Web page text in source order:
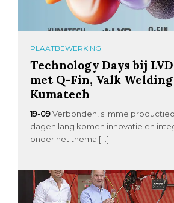
PLAATBEWERKING
Technology Days bij
met Q-Fin, Valk
Kumatech
19-09 Verbonden, slimme
dagen lang komen innovatie en
onder het thema […]